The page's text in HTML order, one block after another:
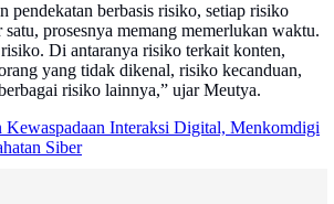
pendekatan berbasis risiko, setiap risiko
satu, prosesnya memang memerlukan waktu.
Di antaranya risiko terkait konten,
yang tidak dikenal, risiko kecanduan,
risiko lainnya,” ujar Meutya.
Kewaspadaan Interaksi Digital, Menkomdigi
Siber